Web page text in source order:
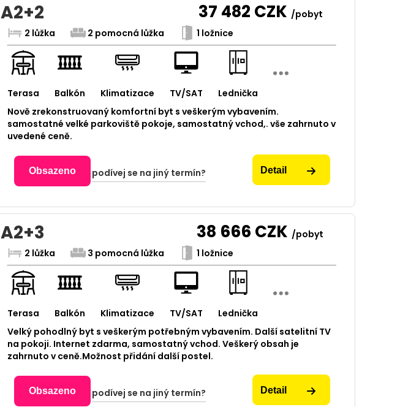
A2+2 37 482 CZK /pobyt
2 lůžka
2 pomocná lůžka 1 ložnice
Terasa Balkón Klimatizace TV/SAT
Lednička
Nově zrekonstruovaný komfortní byt s veškerým vybavením.
samostatné velké parkoviště pokoje, samostatný vchod,. vše zahrnuto v
uvedené ceně.
Obsazeno podívej se na jiný termín? Detail
A2+3 38 666 CZK /pobyt
2 lůžka
3 pomocná lůžka 1 ložnice
Terasa Balkón Klimatizace TV/SAT
Lednička
Velký pohodlný byt s veškerým potřebným vybavením. Další satelitní TV
na pokoji. Internet zdarma, samostatný vchod. Veškerý obsah je
zahrnuto v ceně.Možnost přidání další postel.
Obsazeno podívej se na jiný termín? Detail